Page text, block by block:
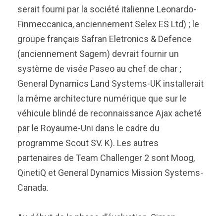
serait fourni par la société italienne Leonardo-
Finmeccanica, anciennement Selex ES Ltd) ; le
groupe français Safran Eletronics & Defence
(anciennement Sagem) devrait fournir un
système de visée Paseo au chef de char ;
General Dynamics Land Systems-UK installerait
la même architecture numérique que sur le
véhicule blindé de reconnaissance Ajax acheté
par le Royaume-Uni dans le cadre du
programme Scout SV. K). Les autres
partenaires de Team Challenger 2 sont Moog,
QinetiQ et General Dynamics Mission Systems-
Canada.